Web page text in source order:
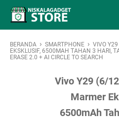
BERANDA › SMARTPHONE › VIVO
EKSKLUSIF, 6500MAH TAHAN 3 HARI,
ERASE 2.0 + AI CIRCLE TO SEARCH
Vivo Y29 (6/
Marmer
6500mAh